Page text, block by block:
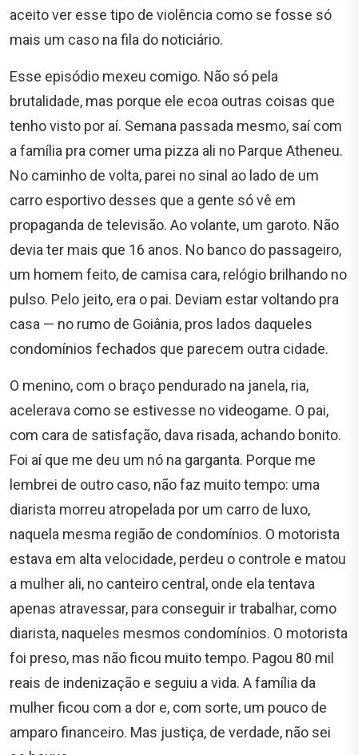
aceito ver esse tipo de violência como se fosse só
mais um caso na fila do noticiário.
Esse episódio mexeu comigo. Não só pela
brutalidade, mas porque ele ecoa outras coisas que
tenho visto por aí. Semana passada mesmo, saí com
a família pra comer uma pizza ali no Parque Atheneu.
No caminho de volta, parei no sinal ao lado de um
carro esportivo desses que a gente só vê em
propaganda de televisão. Ao volante, um garoto. Não
devia ter mais que 16 anos. No banco do passageiro,
um homem feito, de camisa cara, relógio brilhando no
pulso. Pelo jeito, era o pai. Deviam estar voltando pra
casa — no rumo de Goiânia, pros lados daqueles
condomínios fechados que parecem outra cidade.
O menino, com o braço pendurado na janela, ria,
acelerava como se estivesse no videogame. O pai,
com cara de satisfação, dava risada, achando bonito.
Foi aí que me deu um nó na garganta. Porque me
lembrei de outro caso, não faz muito tempo: uma
diarista morreu atropelada por um carro de luxo,
naquela mesma região de condomínios. O motorista
estava em alta velocidade, perdeu o controle e matou
a mulher ali, no canteiro central, onde ela tentava
apenas atravessar, para conseguir ir trabalhar, como
diarista, naqueles mesmos condomínios. O motorista
foi preso, mas não ficou muito tempo. Pagou 80 mil
reais de indenização e seguiu a vida. A família da
mulher ficou com a dor e, com sorte, um pouco de
amparo financeiro. Mas justiça, de verdade, não sei